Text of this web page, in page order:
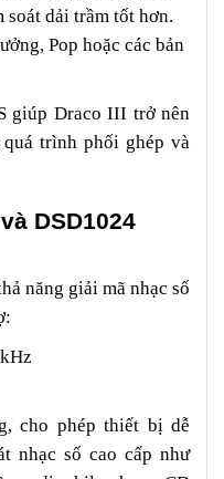
soát dải trầm tốt hơn.
Pop hoặc các bản
giúp Draco III trở nên
trình phối ghép và
DSD1024
năng giải mã nhạc số
cho phép thiết bị dễ
nhạc số cao cấp như